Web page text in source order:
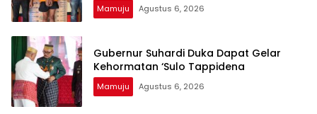
Mamuju Agustus 6, 2026
Gubernur Suhardi Duka Dapat Gelar
Kehormatan ‘Sulo Tappidena
Mamuju Agustus 6, 2026